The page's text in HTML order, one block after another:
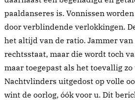
paaldanseres is. Vonnissen
door verblindende verlokkingen.
het altijd van de ratio. Jammer van
rechtsstaat, maar die wordt toch
maar toegepast als het toevallig
Nachtvlinders uitgedost op volle
wint de oorlog, óók voor u. Dit